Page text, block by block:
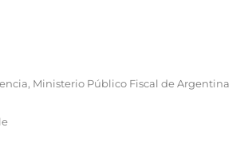
Ministerio Público Fiscal de Argentina